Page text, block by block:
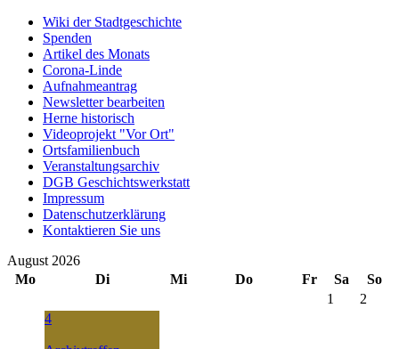
Wiki der Stadtgeschichte
Spenden
Artikel des Monats
Corona-Linde
Aufnahmeantrag
Newsletter bearbeiten
Herne historisch
Videoprojekt "Vor Ort"
Ortsfamilienbuch
Veranstaltungsarchiv
DGB Geschichtswerkstatt
Impressum
Datenschutzerklärung
Kontaktieren Sie uns
August 2026
Mo
Di Mi Do Fr Sa
So
1
2
4